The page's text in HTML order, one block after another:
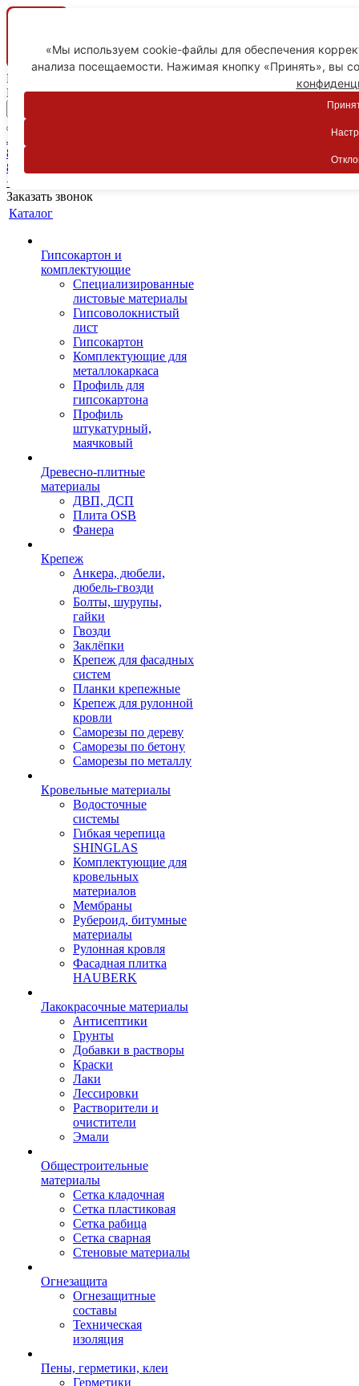
Ваш город
Пятигорск
Личный кабинет
8-800-775-59-89
8-800-775-59-89
+7 918 754-83-77
Заказать звонок
Каталог
Гипсокартон и
комплектующие
Специализированные
листовые материалы
Гипсоволокнистый
лист
Гипсокартон
Комплектующие для
металлокаркаса
Профиль для
гипсокартона
Профиль
штукатурный,
маячковый
Древесно-плитные
материалы
ДВП, ДСП
Плита OSB
Фанера
Крепеж
Анкера, дюбели,
дюбель-гвозди
Болты, шурупы,
гайки
Гвозди
Заклёпки
Крепеж для фасадных
систем
Планки крепежные
Крепеж для рулонной
кровли
Саморезы по дереву
Саморезы по бетону
Саморезы по металлу
Кровельные материалы
Водосточные
системы
Гибкая черепица
SHINGLAS
Комплектующие для
кровельных
материалов
Мембраны
Рубероид, битумные
материалы
Рулонная кровля
Фасадная плитка
HAUBERK
Лакокрасочные материалы
Антисептики
Грунты
Добавки в растворы
Краски
Лаки
Лессировки
Растворители и
очистители
Эмали
Общестроительные
материалы
Сетка кладочная
Сетка пластиковая
Сетка рабица
Сетка сварная
Стеновые материалы
Огнезащита
Огнезащитные
составы
Техническая
изоляция
Пены, герметики, клеи
Герметики
«Мы используем cookie-файлы для обеспечения
анализа посещаемости. Нажимая кнопку «Принять», вы